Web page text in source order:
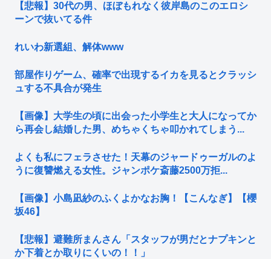
【悲報】30代の男、ほぼもれなく彼岸島のこのエロシ
ーンで抜いてる件
れいわ新選組、解体www
部屋作りゲーム、確率で出現するイカを見るとクラッシ
ュする不具合が発生
【画像】大学生の頃に出会った小学生と大人になってか
ら再会し結婚した男、めちゃくちゃ叩かれてしまう...
よくも私にフェラさせた！天幕のジャードゥーガルのよ
うに復讐燃える女性。ジャンポケ斎藤2500万拒...
【画像】小島凪紗のふくよかなお胸！【こんなぎ】【櫻
坂46】
【悲報】避難所まんさん「スタッフが男だとナプキンと
か下着とか取りにくいの！！」